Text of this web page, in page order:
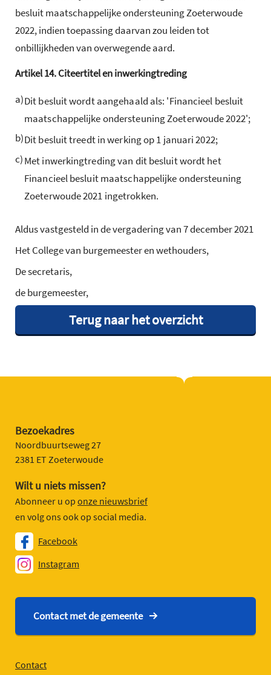
besluit maatschappelijke ondersteuning Zoeterwoude
2022, indien toepassing daarvan zou leiden tot
onbillijkheden van overwegende aard.
Artikel14.Citeertitel en inwerkingtreding
a)Dit besluit wordt aangehaald als: 'Financieel besluit
maatschappelijke ondersteuning Zoeterwoude 2022';
b)Dit besluit treedt in werking op 1 januari 2022;
c)Met inwerkingtreding van dit besluit wordt het
Financieel besluit maatschappelijke ondersteuning
Zoeterwoude 2021 ingetrokken.
Aldus vastgesteld in de vergadering van 7 december 2021
Het College van burgemeester en wethouders,
De secretaris,
de burgemeester,
Terug naar het overzicht
Bezoekadres
Noordbuurtseweg 27
2381 ET Zoeterwoude
Wilt u niets missen?
Abonneer u op onze nieuwsbrief
en volg ons ook op social media.
Facebook
Instagram
Contact met de gemeente
Contact